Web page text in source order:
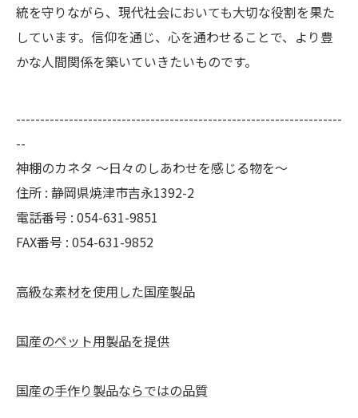
統を守りながら、現代社会においても大切な役割を果た
しています。信仰を通じ、心を通わせることで、より豊
かな人間関係を築いていきたいものです。
--------------------------------------------------------------------
--
神棚のカネタ ～日々のしあわせを感じる物を～
住所 : 静岡県焼津市吉永1392-2
電話番号 : 054-631-9851
FAX番号 : 054-631-9852
高級な素材を使用した国産製品
国産のペット用製品を提供
国産の手作り製品ならではの品質